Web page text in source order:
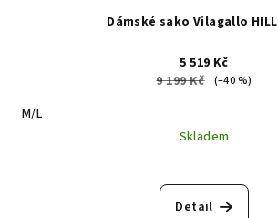
Dámské sako Vilagallo
5 519 Kč
9 199 Kč
(–40 %)
M/L
Skladem
Detail